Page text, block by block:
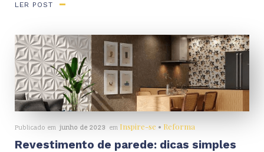
LER POST
Publicado em junho de 2023 em Inspire-se • Reforma
Revestimento de parede: dicas simples